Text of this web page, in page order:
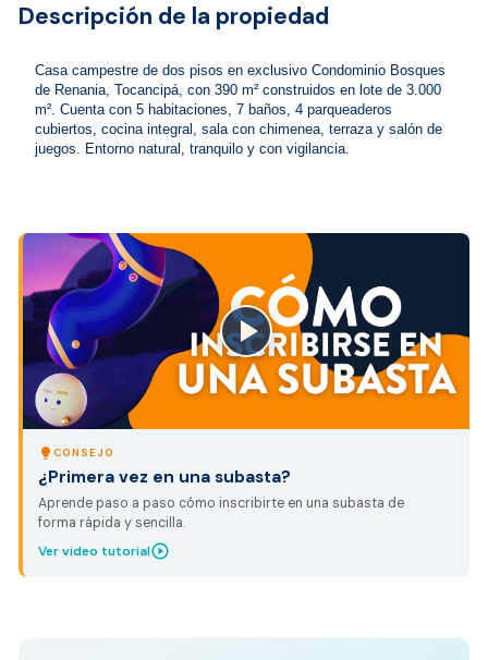
Descripción de la propiedad
Casa campestre de dos pisos en exclusivo Condominio Bosques
de Renania, Tocancipá, con 390 m² construidos en lote de 3.000
m². Cuenta con 5 habitaciones, 7 baños, 4 parqueaderos
cubiertos, cocina integral, sala con chimenea, terraza y salón de
juegos. Entorno natural, tranquilo y con vigilancia.
lightbulb CONSEJO
¿Primera vez en una subasta?
Aprende paso a paso cómo inscribirte en una subasta de
forma rápida y sencilla.
Ver video tutorialplay_circle_outline